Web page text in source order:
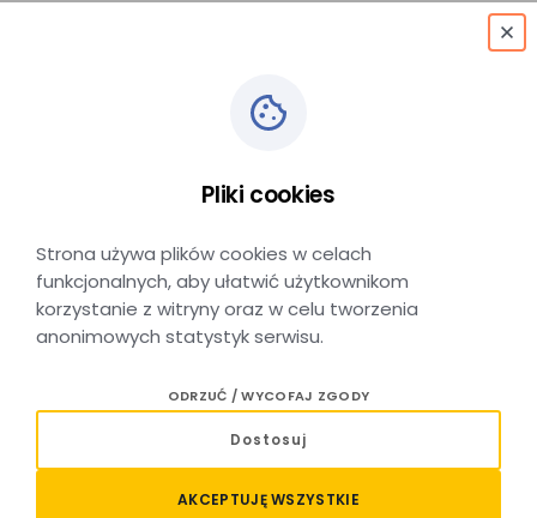
Mogilany Ośrodek Zdrowia
Mogilany Ośrodek Zdrowia –
Przystanek autobusowy Mogilany Ośrodek Zdrowia
zlokalizowany jest w miejscowości Mogilany, w powiecie
Pliki cookies
Strona używa plików cookies w celach
funkcjonalnych, aby ułatwić użytkownikom
korzystanie z witryny oraz w celu tworzenia
anonimowych statystyk serwisu.
ODRZUĆ / WYCOFAJ ZGODY
Dostosuj
AKCEPTUJĘ WSZYSTKIE